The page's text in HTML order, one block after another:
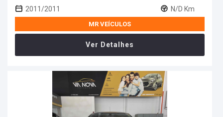
2011/2011 N/D Km
MR VEÍCULOS
Ver Detalhes